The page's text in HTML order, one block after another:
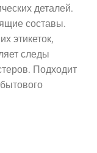
деталей.
составы.
этикеток,
следы
Подходит